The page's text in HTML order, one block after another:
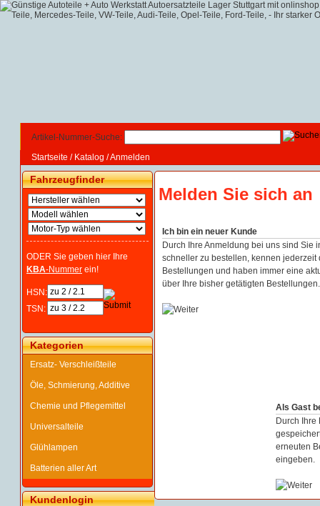
Artikel-Nummer-Suche:
Startseite / Katalog /Anmelden
Fahrzeugfinder
ODER Sie geben hier Ihre
KBA-Nummer ein!
HSN:
TSN:
Kategorien
Ersatz- Verschleißteile
Öle, Schmierung, Additive
Chemie und Pflegemittel
Universalteile
Glühlampen
Batterien aller Art
Kundenlogin
Melden Sie sich an
Ich bin ein neuer Kunde
Durch Ihre Anmeldung bei uns sind Sie
schneller zu bestellen, kennen jederzeit
Bestellungen und haben immer eine
über Ihre bisher getätigten Bestellungen.
Als Gast
Durch Ihre
erneuten
eingeben.